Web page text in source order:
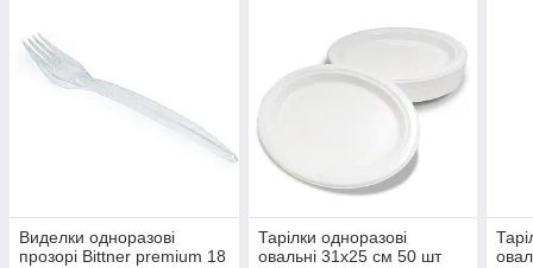
Виделки одноразові
прозорі Bittner premium 18
Тарілки одноразові
овальні 31х25 см 50 шт